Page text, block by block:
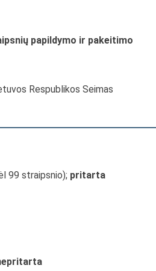
papildymo ir pakeitimo
Respublikos Seimas
99 straipsnio); pritarta